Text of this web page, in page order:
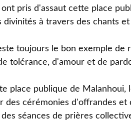
pris d'assaut cette place
divinités à travers des chants
toujours le bon exemple de
tolérance, d'amour et de
place publique de Malanhoui,
des cérémonies d'offrandes et
séances de prières